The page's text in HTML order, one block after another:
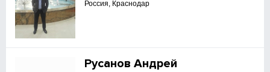
Россия, Краснодар
Русанов Андрей